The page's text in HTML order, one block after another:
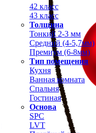
42 класс
43 класс
Толщина
Тонкий 2-3 мм
Средний (4-5,7мм)
Премиум (6-8мм)
Тип помещения
Кухня
Ванная комната
Спальня
Гостиная
Основа
SPC
LVT